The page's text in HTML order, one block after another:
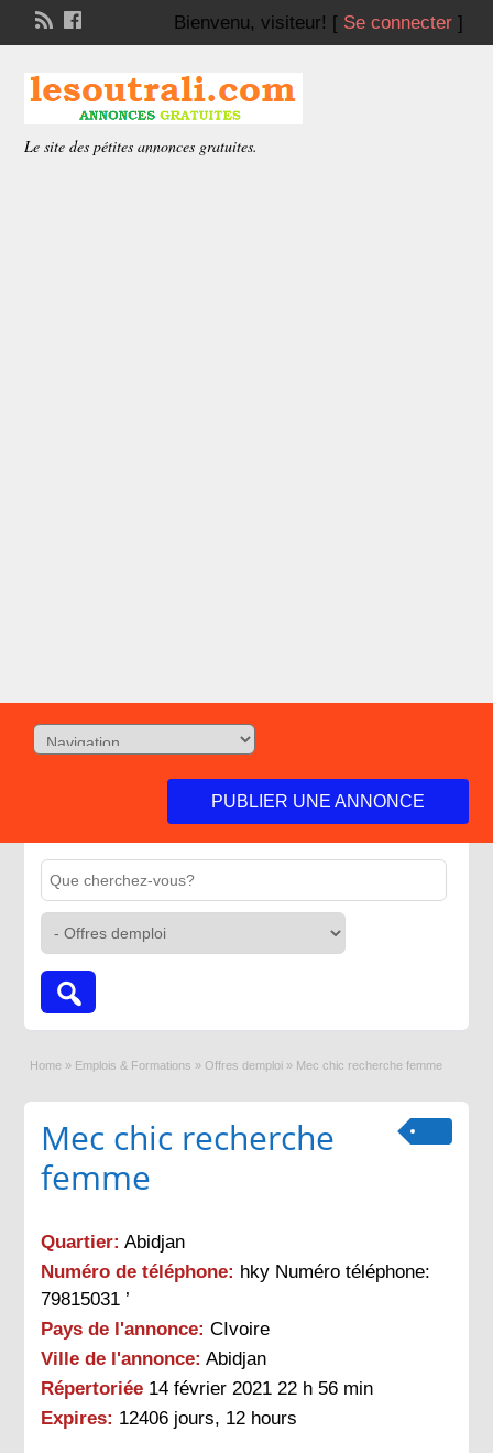
Bienvenu, visiteur! [ Se connecter]
Le site des pétites annonces gratuites.
PUBLIER UNE ANNONCE
Home » Emplois & Formations » Offres demploi » Mec chic recherche femme
Mec chic recherche
femme
Quartier: Abidjan
Numéro de téléphone: hky Numéro téléphone:
79815031 ’
Pays de l'annonce: CIvoire
Ville de l'annonce: Abidjan
Répertoriée 14 février 2021 22 h 56 min
Expires: 12406 jours, 12 hours